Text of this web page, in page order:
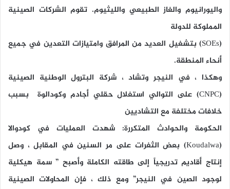
واليورانيوم والغاز الطبيعي والليثيوم. تقوم الشركات الصينية
المملوكة للدولة
(SOEs) بتشغيل العديد من المرافق وامتيازات التعدين في جميع
أنحاء المنطقة.
وهكذا ، في النيجر وتشاد ، شركة البترول الوطنية الصينية
(CNPC) على التوالي استغلال حقلي أجادم وكودالوة بسبب
خلافات مختلفة مع التشاديين
الحكومة والحوادث المتكررة: شهدت العمليات في كودوالا
(Koudalwa) بعض الثغرات على مر السنين في المقابل ، وصل
إنتاج أقاديم تدريجياً إلى طاقته الكاملة وأصبح ” سمة هيكلية
لوجود الصين في النيجر” ومع ذلك ، فإن المحاولات الصينية